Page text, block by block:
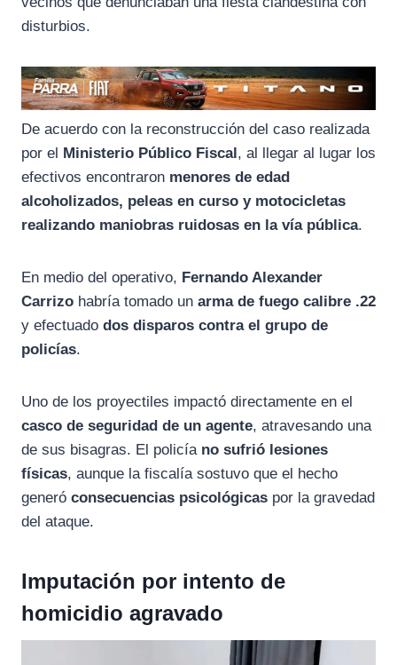
disturbios.
De acuerdo con la reconstrucción del caso realizada
por el Ministerio Público Fiscal, al llegar al lugar los
efectivos encontraron menores de edad
alcoholizados, peleas en curso y motocicletas
realizando maniobras ruidosas en la vía pública.
En medio del operativo, Fernando Alexander
Carrizo habría tomado un arma de fuego calibre .22
y efectuado dos disparos contra el grupo de
policías.
Uno de los proyectiles impactó directamente en el
casco de seguridad de un agente, atravesando una
de sus bisagras. El policía no sufrió lesiones
físicas, aunque la fiscalía sostuvo que el hecho
generó consecuencias psicológicas por la gravedad
del ataque.
Imputación por intento de
homicidio agravado